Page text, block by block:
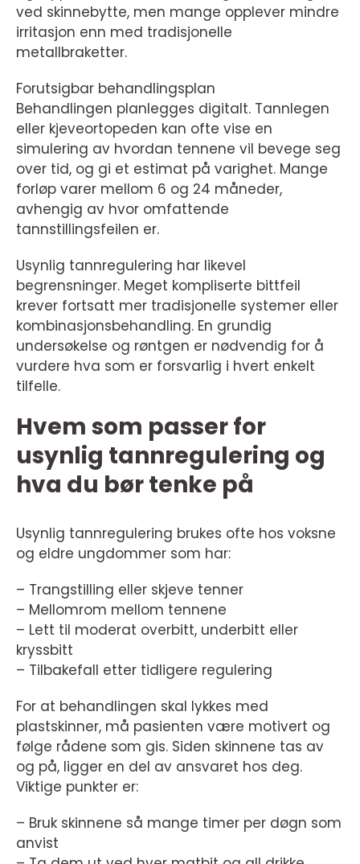
ved skinnebytte, men mange opplever mindre
irritasjon enn med tradisjonelle
metallbraketter.
Forutsigbar behandlingsplan
Behandlingen planlegges digitalt. Tannlegen
eller kjeveortopeden kan ofte vise en
simulering av hvordan tennene vil bevege seg
over tid, og gi et estimat på varighet. Mange
forløp varer mellom 6 og 24 måneder,
avhengig av hvor omfattende
tannstillingsfeilen er.
Usynlig tannregulering har likevel
begrensninger. Meget kompliserte bittfeil
krever fortsatt mer tradisjonelle systemer eller
kombinasjonsbehandling. En grundig
undersøkelse og røntgen er nødvendig for å
vurdere hva som er forsvarlig i hvert enkelt
tilfelle.
Hvem som passer for
usynlig tannregulering og
hva du bør tenke på
Usynlig tannregulering brukes ofte hos voksne
og eldre ungdommer som har:
– Trangstilling eller skjeve tenner
– Mellomrom mellom tennene
– Lett til moderat overbitt, underbitt eller
kryssbitt
– Tilbakefall etter tidligere regulering
For at behandlingen skal lykkes med
plastskinner, må pasienten være motivert og
følge rådene som gis. Siden skinnene tas av
og på, ligger en del av ansvaret hos deg.
Viktige punkter er:
– Bruk skinnene så mange timer per døgn som
anvist